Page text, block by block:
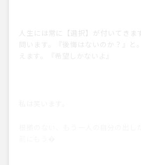
人生には常に【選択】が付いてきま